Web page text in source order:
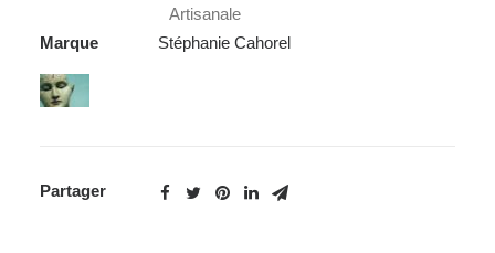
Artisanale
Marque
Stéphanie Cahorel
Partager